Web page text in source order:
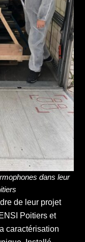
dans leur
de leur projet
Poitiers et
caractérisation